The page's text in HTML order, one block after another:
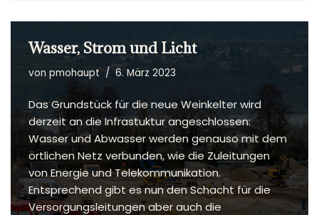
Wasser, Strom und Licht
von pmohaupt 6. März 2023
Das Grundstück für die neue Weinkelter wird
derzeit an die Infrastuktur angeschlossen:
Wasser und Abwasser werden genauso mit dem
örtlichen Netz verbunden, wie die Zuleitungen
von Energie und Telekommunikation.
Entsprechend gibt es nun den Schacht für die
Versorgungsleitungen aber auch die